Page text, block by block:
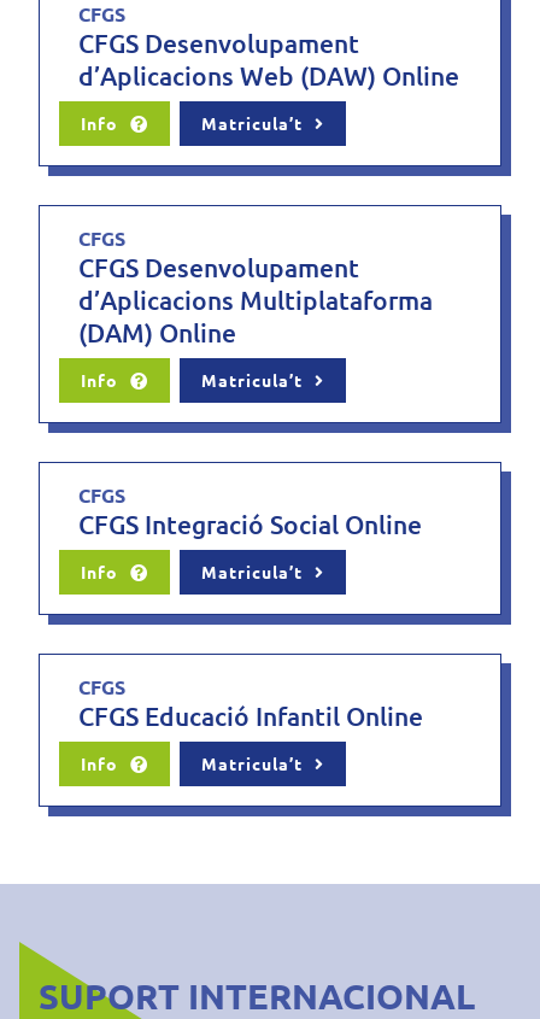
CFGS
CFGS Desenvolupament
d’Aplicacions Web (DAW) Online
Info Matricula’t
CFGS
CFGS Desenvolupament
d’Aplicacions Multiplataforma
(DAM) Online
Info Matricula’t
CFGS
CFGS Integració Social Online
Info Matricula’t
CFGS
CFGS Educació Infantil Online
Info Matricula’t
SUPORT INTERNACIONAL